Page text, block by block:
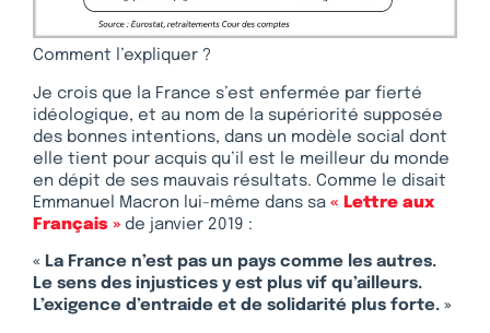
Comment l’expliquer ?
Je crois que la France s’est enfermée par fierté
idéologique, et au nom de la supériorité supposée
des bonnes intentions, dans un modèle social dont
elle tient pour acquis qu’il est le meilleur du monde
en dépit de ses mauvais résultats. Comme le disait
Emmanuel Macron lui-même dans sa « Lettre aux
Français » de janvier 2019 :
« La France n’est pas un pays comme les autres.
Le sens des injustices y est plus vif qu’ailleurs.
L’exigence d’entraide et de solidarité plus forte. »